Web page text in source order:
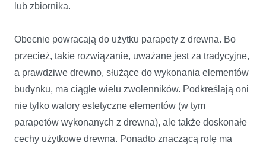
lub zbiornika.
Obecnie powracają do użytku parapety z drewna. Bo
przecież, takie rozwiązanie, uważane jest za tradycyjne,
a prawdziwe drewno, służące do wykonania elementów
budynku, ma ciągle wielu zwolenników. Podkreślają oni
nie tylko walory estetyczne elementów (w tym
parapetów wykonanych z drewna), ale także doskonałe
cechy użytkowe drewna. Ponadto znaczącą rolę ma